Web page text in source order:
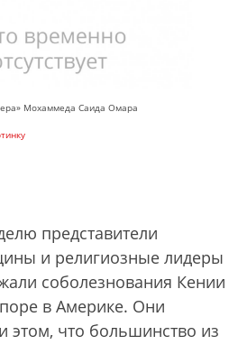
Мохаммеда Саида Омара
представители
и религиозные лидеры
соболезнования Кении
в Америке. Они
этом, что большинство из